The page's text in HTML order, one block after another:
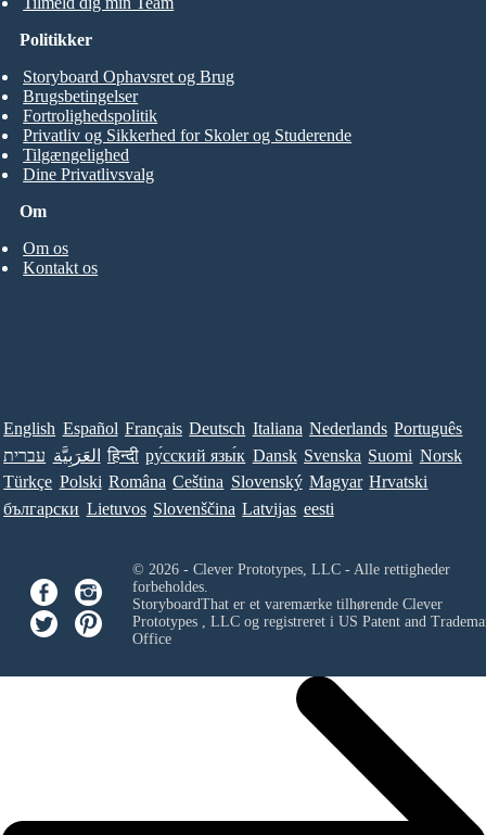
Om
Om os
Kontakt os
Politikker
Storyboard Ophavsret og Brug
Brugsbetingelser
Fortrolighedspolitik
Privatliv og Sikkerhed for Skoler og Studerende
Tilgængelighed
Dine Privatlivsvalg
English Español Français Deutsch Italiana Nederlands Português
עברית العَرَبِيَّة हिन्दी ру́сский язы́к Dansk Svenska Suomi Norsk
Türkçe Polski Româna Ceština Slovenský Magyar Hrvatski
български Lietuvos Slovenščina Latvijas eesti
© 2026 - Clever Prototypes, LLC - Alle rettigheder
forbeholdes.
StoryboardThat er et varemærke tilhørende Clever
Prototypes , LLCog registreret i US Patent and
Office